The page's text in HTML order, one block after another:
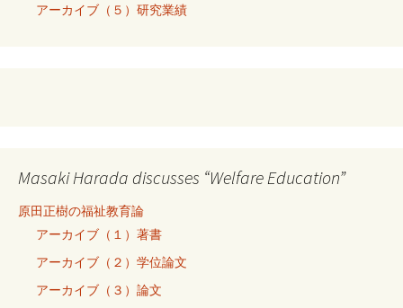
アーカイブ（５）研究業績
Masaki Harada discusses “Welfare Education”
原田正樹の福祉教育論
アーカイブ（１）著書
アーカイブ（２）学位論文
アーカイブ（３）論文